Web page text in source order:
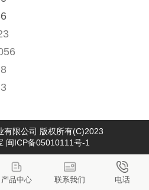
有限公司 版权所有(C)2023
闽ICP备05010111号-1
产品中心 联系我们 电话